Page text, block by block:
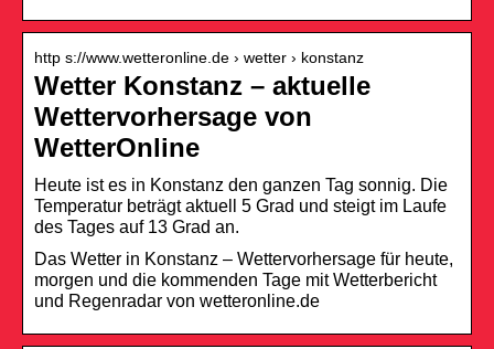
http s://www.wetteronline.de › wetter › konstanz
Wetter Konstanz – aktuelle
Wettervorhersage von
WetterOnline
Heute ist es in Konstanz den ganzen Tag sonnig. Die
Temperatur beträgt aktuell 5 Grad und steigt im Laufe
des Tages auf 13 Grad an.
Das Wetter in Konstanz – Wettervorhersage für heute,
morgen und die kommenden Tage mit Wetterbericht
und Regenradar von wetteronline.de